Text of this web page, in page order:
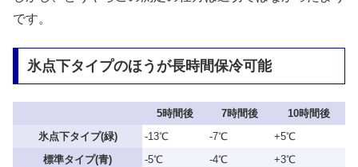
です。
氷点下タイプのほうが長時間保冷可能
5時間後 7時間後
10時間後
氷点下タイプ(緑)
-13℃ -7℃
+5℃
標準タイプ(青)
-5℃ -4℃ +3℃